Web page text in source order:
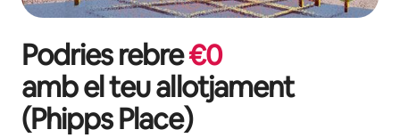
Podries rebre€0
amb el teu allotjament
(Phipps Place)